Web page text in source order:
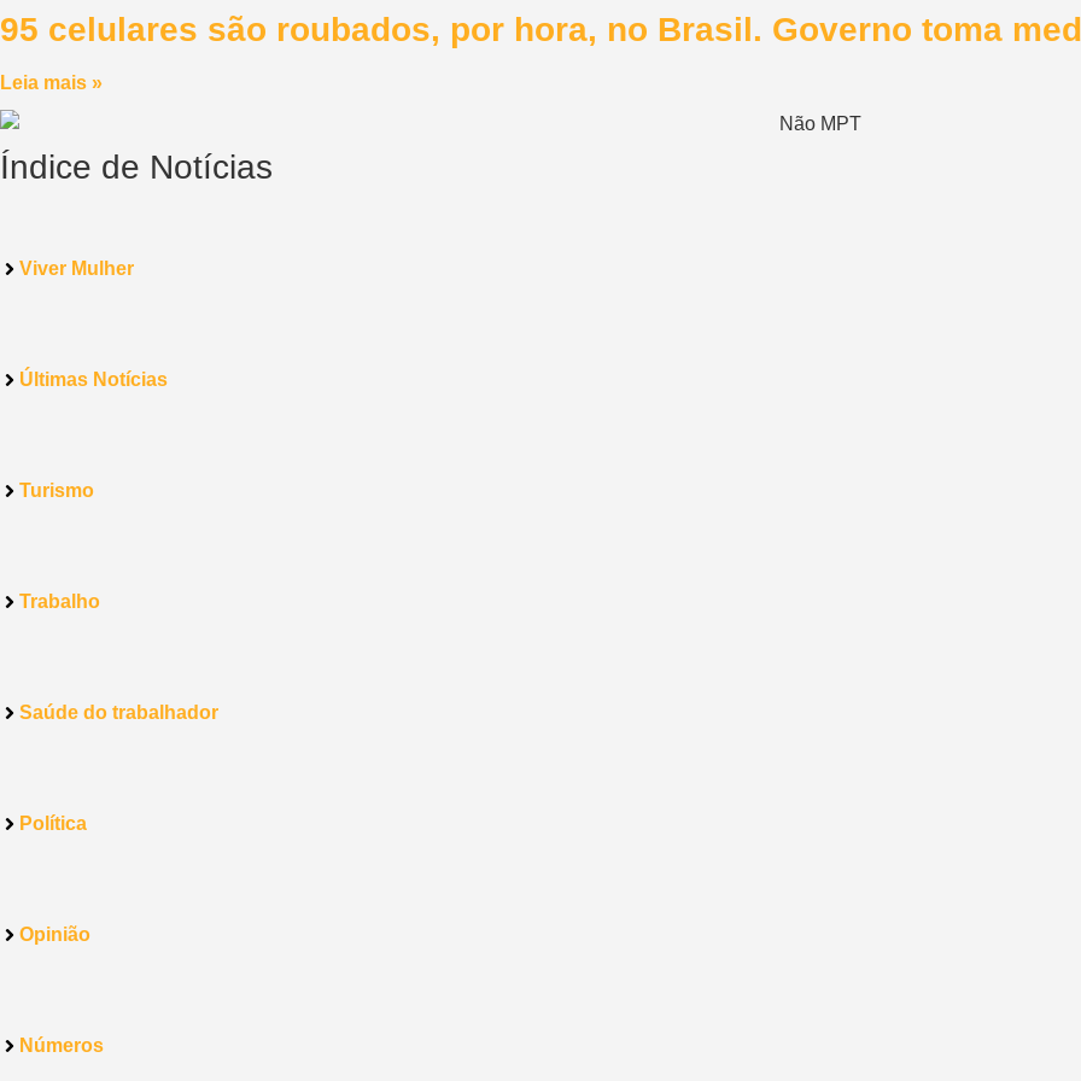
95 celulares são roubados, por hora, no Brasil. Governo toma
Leia mais »
Índice de Notícias
Viver Mulher
Últimas Notícias
Turismo
Trabalho
Saúde do trabalhador
Política
Opinião
Números